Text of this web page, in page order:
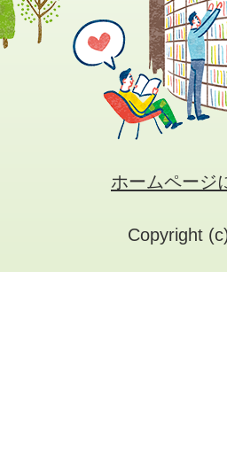
ホームページ
Copyright